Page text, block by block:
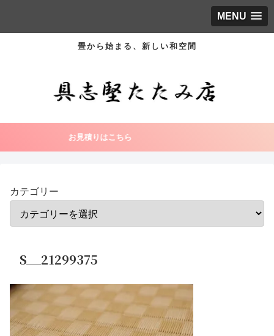
MENU
畳から始まる、新しい和空間
お見積りはこちら
カテゴリー
S__21299375